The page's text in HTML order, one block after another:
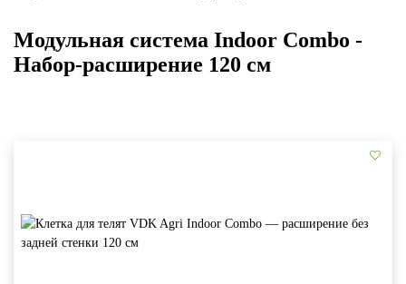
Модульная система Indoor Combo -
Набор-расширение 120 см